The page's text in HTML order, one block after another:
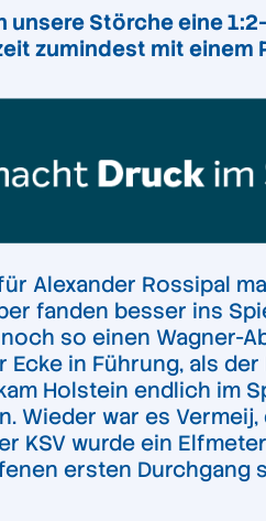
Störche eine
zumindest mit einem
Alexander Rossipal
fanden besser ins
so einen Wagner-
in Führung, als
Holstein endlich im
Wieder war es
KSV wurde ein
ersten